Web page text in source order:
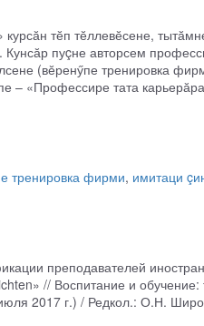
тӗп тӗллевӗсене,
пуçне авторсем
(вӗренӳпе тренировка
– «Профессире тата
тренировка фирми, имитаци
преподавателей
// Воспитание и обучение:
2017 г.) / Редкол.: О.Н.